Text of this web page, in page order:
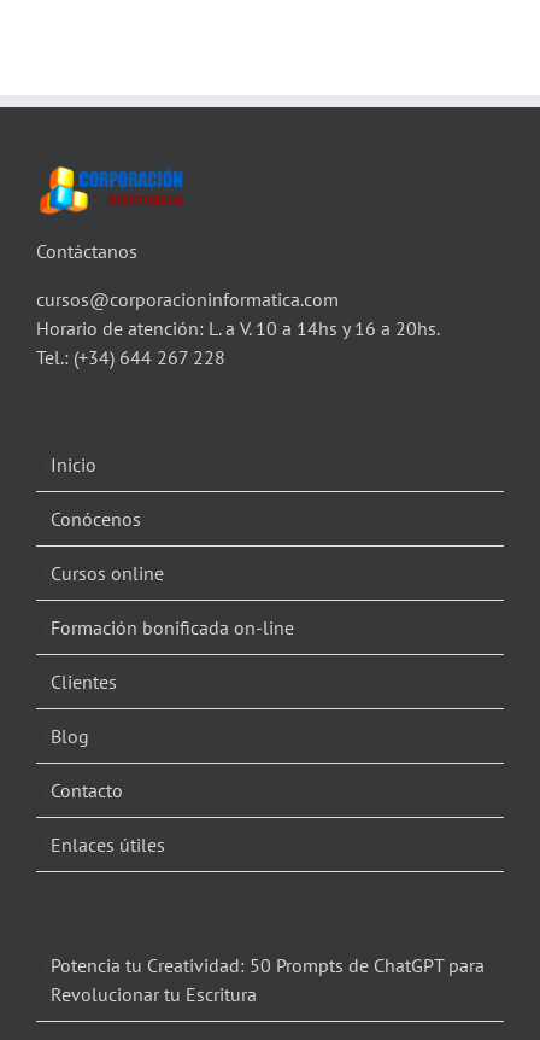
Contáctanos
cursos@corporacioninformatica.com
Horario de atención: L. a V. 10 a 14hs y 16 a 20hs.
Tel.: (+34) 644 267 228
Inicio
Conócenos
Cursos online
Formación bonificada on-line
Clientes
Blog
Contacto
Enlaces útiles
Potencia tu Creatividad: 50 Prompts de ChatGPT para
Revolucionar tu Escritura